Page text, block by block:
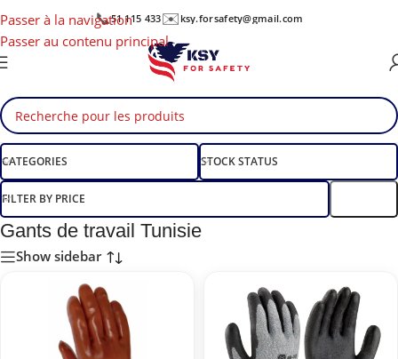
Passer à la navigation
Passer au contenu principal
📞51 115 433✉️ ksy.forsafety@gmail.com
CATEGORIES STOCK STATUS
FILTER BY PRICE
Gants de travail Tunisie
Show sidebar